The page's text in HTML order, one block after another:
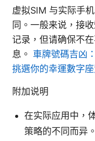
虚拟SIM 与实际手
同。一般来说，接
记录，但请确保不
息。 車牌號碼吉凶
挑選你的幸運數字
附加说明
在实际应用中，
策略的不同而异